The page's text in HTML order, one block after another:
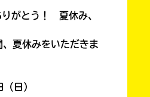
がとう！ 夏休み、
、夏休みをいただきま
日）